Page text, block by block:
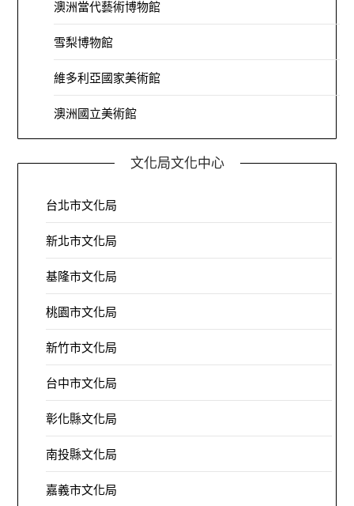
澳洲當代藝術博物館
雪梨博物館
維多利亞國家美術館
澳洲國立美術館
文化局文化中心
台北市文化局
新北市文化局
基隆市文化局
桃園市文化局
新竹市文化局
台中市文化局
彰化縣文化局
南投縣文化局
嘉義市文化局